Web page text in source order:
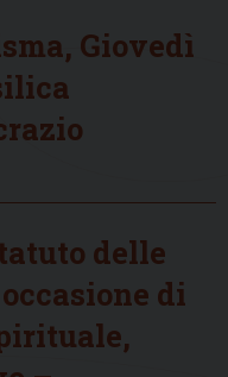
Giovedì
delle
di